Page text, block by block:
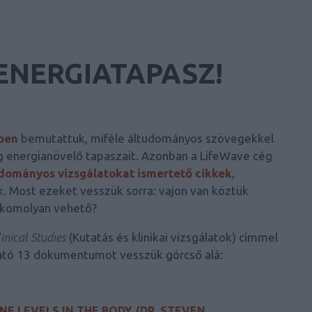
bemutattuk, miféle áltudományos szövegekkel
energianövelő tapaszait. Azonban a LifeWave cég
vizsgálatokat ismertető cikkek,
Most ezeket vesszük sorra: vajon van köztük
vehető?
Studies (Kutatás és klinikai vizsgálatok) címmel
13 dokumentumot vesszük górcső alá: